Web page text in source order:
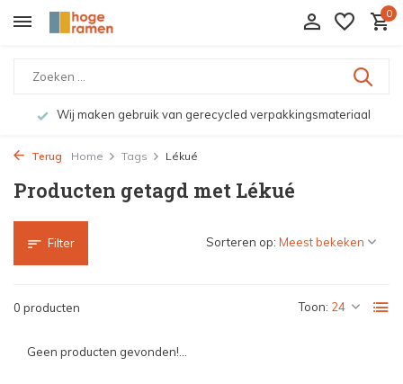
0
Wij maken gebruik van gerecycled verpakkingsmateriaal
Terug Home Tags Lékué
Producten getagd met Lékué
Filter
0 producten Toon:
Sorteren op:
Geen producten gevonden!...